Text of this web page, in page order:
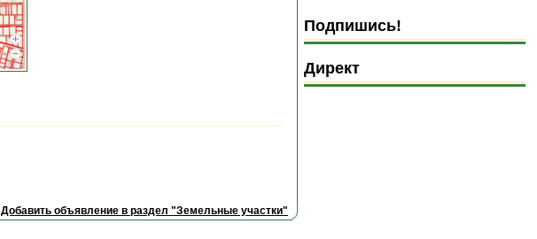
Добавить объявление в раздел "Земельные участки"
Подпишись!
Директ